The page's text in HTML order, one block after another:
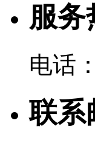
服务
电话
联系